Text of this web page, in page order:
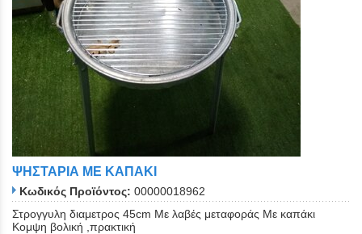
ΨΗΣΤΑΡΙΑ ΜΕ ΚΑΠΑΚΙ
Κωδικός Προϊόντος: 00000018962
Στρογγυλη διαμετρος 45cm Με λαβές μεταφοράς Με καπάκι
Κομψη βολική ,πρακτική